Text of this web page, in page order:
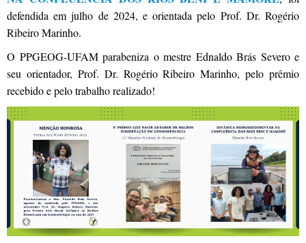
defendida em julho de 2024, e orientada pelo Prof. Dr. Rogério
Ribeiro Marinho.
O PPGEOG-UFAM parabeniza o mestre Ednaldo Brás Severo e
seu orientador, Prof. Dr. Rogério Ribeiro Marinho, pelo prêmio
recebido e pelo trabalho realizado!